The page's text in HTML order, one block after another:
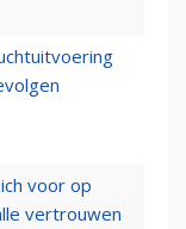
voor op
vertrouwen